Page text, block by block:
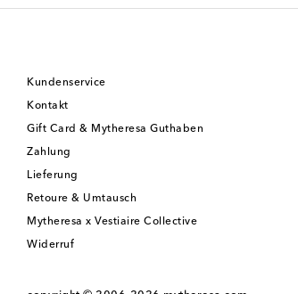
Kundenservice
Kontakt
Gift Card & Mytheresa Guthaben
Zahlung
Lieferung
Retoure & Umtausch
Mytheresa x Vestiaire Collective
Widerruf